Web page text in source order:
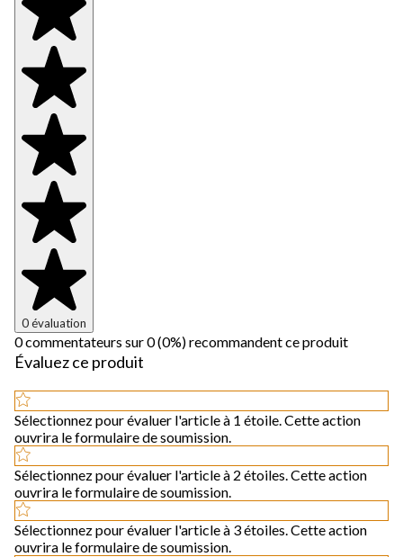
0 évaluation
0 commentateurs sur 0 (0%) recommandent ce produit
Évaluez ce produit
Sélectionnez pour évaluer l'article à 1 étoile. Cette action
ouvrira le formulaire de soumission.
Sélectionnez pour évaluer l'article à 2 étoiles. Cette action
ouvrira le formulaire de soumission.
Sélectionnez pour évaluer l'article à 3 étoiles. Cette action
ouvrira le formulaire de soumission.